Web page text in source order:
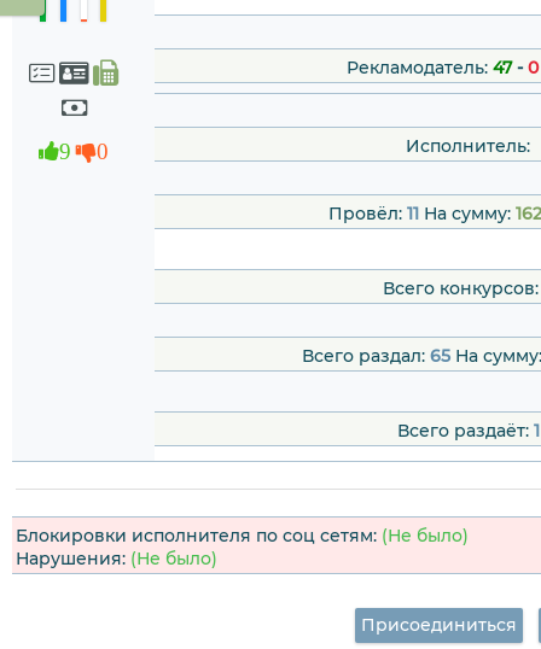
9 0
Рекламодатель: 47-0
Исполнитель:
Провёл: 11 На сумму:
Всего
Всего раздал: 65 На
Всего раздаёт: 1
Блокировки исполнителя по соц сетям: (Не было)
Нарушения: (Не было)
Присоединиться